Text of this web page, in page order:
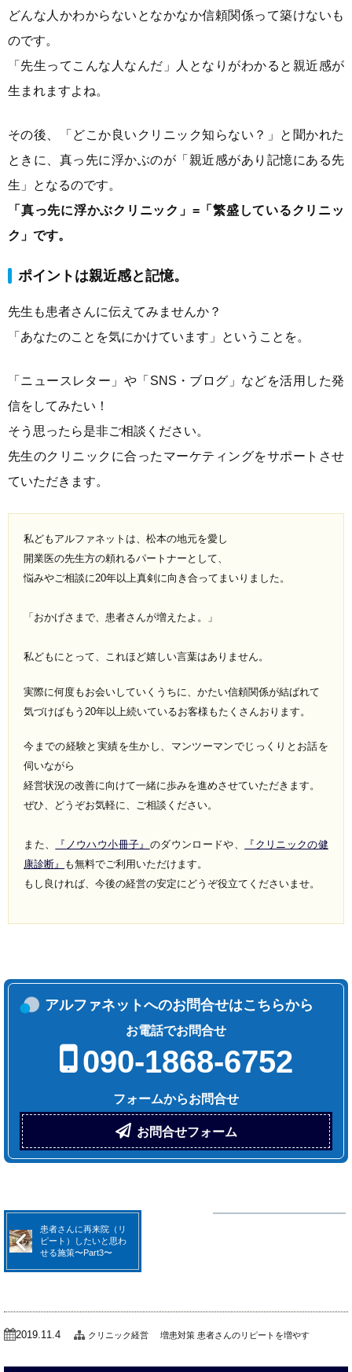
どんな人かわからないとなかなか信頼関係って築けないも
のです。
「先生ってこんな人なんだ」人となりがわかると親近感が
生まれますよね。
その後、「どこか良いクリニック知らない？」と聞かれた
ときに、真っ先に浮かぶのが「親近感があり記憶にある先
生」となるのです。
「真っ先に浮かぶクリニック」=「繁盛しているクリニッ
ク」です。
ポイントは親近感と記憶。
先生も患者さんに伝えてみませんか？
「あなたのことを気にかけています」ということを。
「ニュースレター」や「SNS・ブログ」などを活用した発
信をしてみたい！
そう思ったら是非ご相談ください。
先生のクリニックに合ったマーケティングをサポートさせ
ていただきます。
私どもアルファネットは、松本の地元を愛し
開業医の先生方の頼れるパートナーとして、
悩みやご相談に20年以上真剣に向き合ってまいりました。
「おかげさまで、患者さんが増えたよ。」
私どもにとって、これほど嬉しい言葉はありません。
実際に何度もお会いしていくうちに、かたい信頼関係が結ばれて
気づけばもう20年以上続いているお客様もたくさんおります。
今までの経験と実績を生かし、マンツーマンでじっくりとお話を
伺いながら
経営状況の改善に向けて一緒に歩みを進めさせていただきます。
ぜひ、どうぞお気軽に、ご相談ください。
また、 『ノウハウ小冊子』 のダウンロードや、
『クリニックの健
康診断』
も無料でご利用いただけます。
もし良ければ、今後の経営の安定にどうぞ役立てくださいませ。
アルファネットへのお問合せはこちらから
お電話でお問合せ
090-1868-6752
フォームからお問合せ
お問合せフォーム
患者さんに再来院（リ
ピート）したいと思わ
せる施策〜Part3〜
2019.11.4 クリニック経営 増患対策 患者さんのリピートを増やす